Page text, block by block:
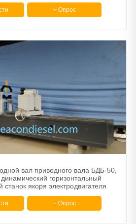
+ Опрос
вал приводного вала БДБ-50,
горизонтальный
якоря электродвигателя
+ Опрос